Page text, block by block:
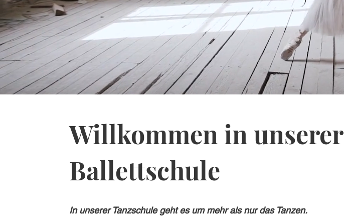
Willkommen in unserer
Ballettschule
In unserer Tanzschule geht es um mehr als nur das Tanzen.